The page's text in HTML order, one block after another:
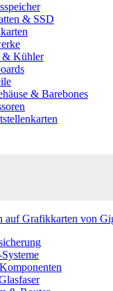
& SSD
& Kühler
& Barebones
auf Grafikkarten von